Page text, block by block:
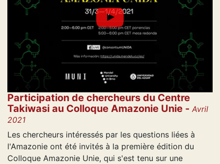
Participation de chercheurs du Centre
Takiwasi au Colloque Amazonie Unie - Avril
2021
Les chercheurs intéressés par les questions liées à
l'Amazonie ont été invités à la première édition du
Colloque Amazonie Unie, qui s'est tenu sur une